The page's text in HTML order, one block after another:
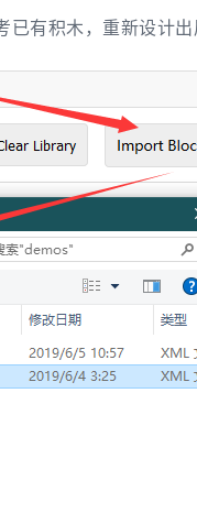
有积木，重新设计出